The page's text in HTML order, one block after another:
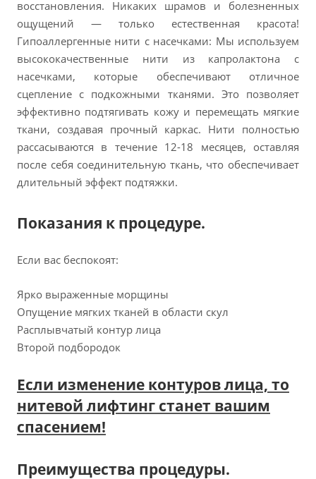
восстановления. Никаких шрамов и болезненных
ощущений — только естественная красота!
Гипоаллергенные нити с насечками: Мы используем
высококачественные нити из капролактона с
насечками, которые обеспечивают отличное
сцепление с подкожными тканями. Это позволяет
эффективно подтягивать кожу и перемещать мягкие
ткани, создавая прочный каркас. Нити полностью
рассасываются в течение 12-18 месяцев, оставляя
после себя соединительную ткань, что обеспечивает
длительный эффект подтяжки.
Показания к процедуре.
Если вас беспокоят:
Ярко выраженные морщины
Опущение мягких тканей в области скул
Расплывчатый контур лица
Второй подбородок
Если изменение контуров лица, то
нитевой лифтинг станет вашим
спасением!
Преимущества процедуры.